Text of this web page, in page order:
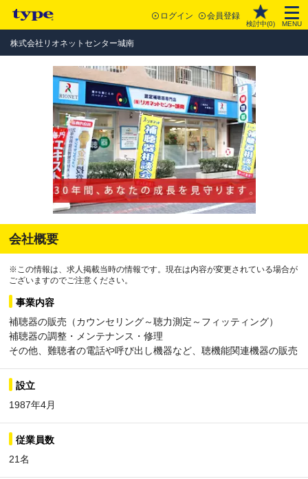
ログイン 会員登録
検討中(0) MENU
株式会社リオネットセンター城南
会社概要
※この情報は、求人掲載当時の情報です。現在は内容が変更されている場合が
ございますのでご注意ください。
事業内容
補聴器の販売（カウンセリング～聴力測定～フィッティング）
補聴器の調整・メンテナンス・修理
その他、難聴者の電話や呼び出し機器など、聴機能関連機器の販売
設立
1987年4月
従業員数
21名